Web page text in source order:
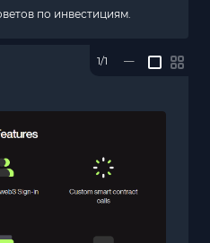
по инвестициям.
1/1 —